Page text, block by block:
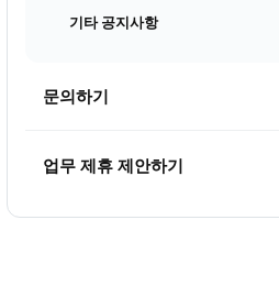
기타 공지사항
문의하기
업무 제휴 제안하기